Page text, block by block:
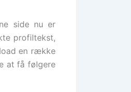
side nu er
profiltekst,
en række
at få følgere